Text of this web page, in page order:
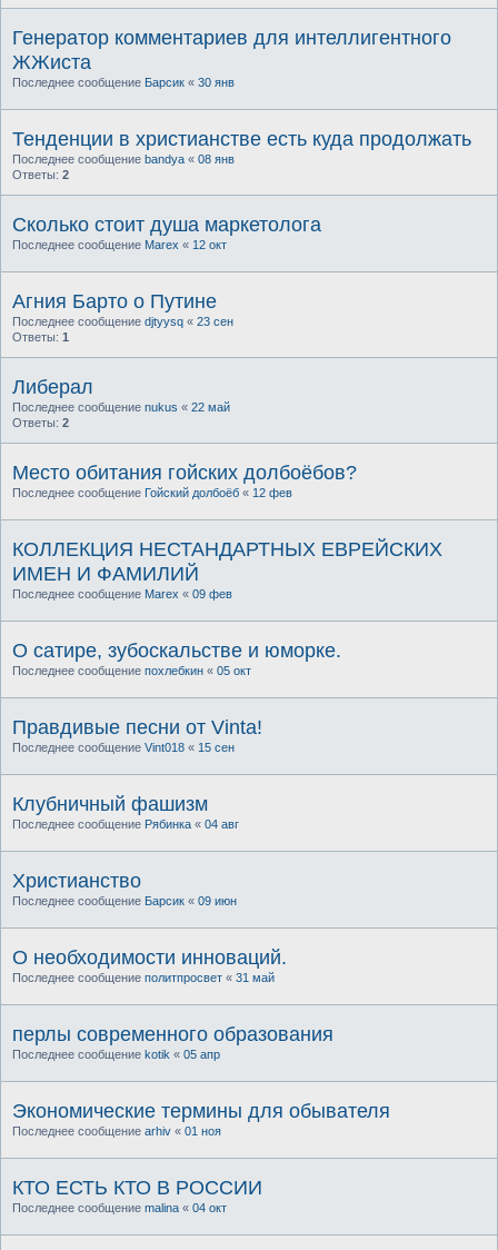
Генератор комментариев для интеллигентного
ЖЖиста
Последнее сообщение Барсик « 30 янв
Тенденции в христианстве есть куда продолжать
Последнее сообщение bandya « 08 янв
Ответы: 2
Сколько cтоит душа маркетолога
Последнее сообщение Marex « 12 окт
Агния Барто о Путине
Последнее сообщение djtyysq « 23 сен
Ответы: 1
Либерал
Последнее сообщение nukus « 22 май
Ответы: 2
Место обитания гойских долбоёбов?
Последнее сообщение Гойский долбоёб « 12 фев
КОЛЛЕКЦИЯ НЕСТАНДАРТНЫХ ЕВРЕЙСКИХ
ИМЕН И ФАМИЛИЙ
Последнее сообщение Marex « 09 фев
О сатире, зубоскальстве и юморке.
Последнее сообщение похлебкин « 05 окт
Правдивые песни от Vinta!
Последнее сообщение Vint018 « 15 сен
Клубничный фашизм
Последнее сообщение Рябинка « 04 авг
Христианство
Последнее сообщение Барсик « 09 июн
О необходимости инноваций.
Последнее сообщение политпросвет « 31 май
перлы современного образования
Последнее сообщение kotik « 05 апр
Экономические термины для обывателя
Последнее сообщение arhiv « 01 ноя
КТО ЕСТЬ КТО В РОССИИ
Последнее сообщение malina « 04 окт